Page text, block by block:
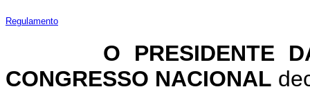
Regulamento
O
PRESIDENTE
CONGRESSO NACIONAL